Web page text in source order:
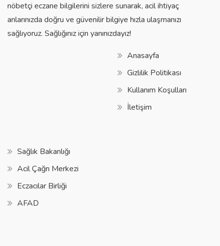
nöbetçi eczane bilgilerini sizlere sunarak, acil ihtiyaç
anlarınızda doğru ve güvenilir bilgiye hızla ulaşmanızı
sağlıyoruz. Sağlığınız için yanınızdayız!
Anasayfa
Gizlilik Politikası
Kullanım Koşulları
İletişim
Sağlık Bakanlığı
Acil Çağrı Merkezi
Eczacılar Birliği
AFAD